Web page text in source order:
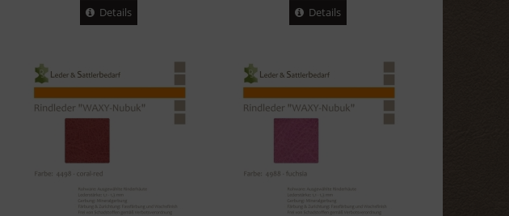
Details Details